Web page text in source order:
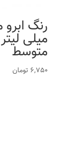
میلی
متوسط
6,750 تومان